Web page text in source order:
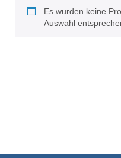
Es wurden keine
Auswahl